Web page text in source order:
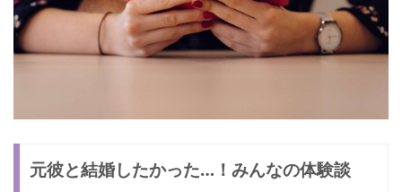
元彼と結婚したかった…！みんなの体験談